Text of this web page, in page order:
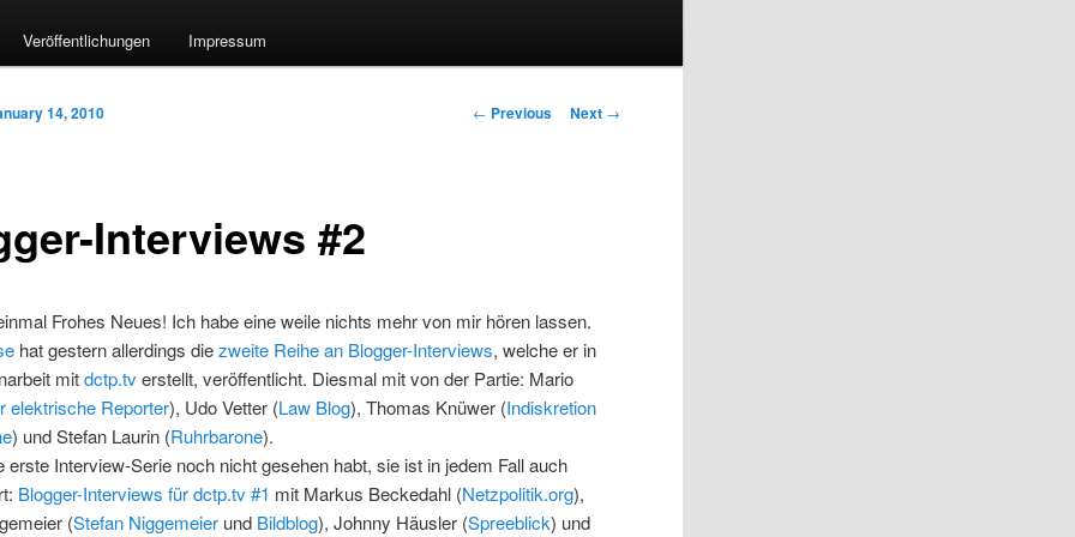
Veröffentlichungen Impressum
Post navigation
← Previous Next →
Interviews #2
14, 2010
Frohes Neues! Ich habe eine weile nichts mehr von mir hören lassen.
hat gestern allerdings diezweite Reihe an Blogger-Interviews, welche er in
mitdctp.tverstellt, veröffentlicht. Diesmal mit von der Partie: Mario
elektrische Reporter), Udo Vetter (Law Blog), Thomas Knüwer (Indiskretion
) und Stefan Laurin (Ruhrbarone).
erste Interview-Serie noch nicht gesehen habt, sie ist in jedem Fall auch
Blogger-Interviews für dctp.tv #1 mit Markus Beckedahl (Netzpolitik.org),
(Stefan Niggemeier und Bildblog), Johnny Häusler (Spreeblick) und